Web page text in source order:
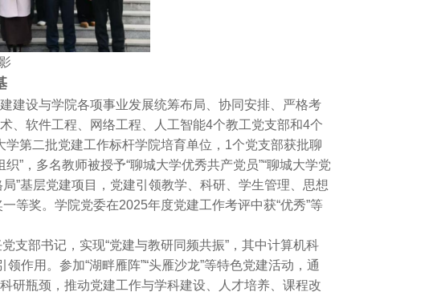
建设与学院各项事业发展统筹布局、协同安排、严格考
、软件工程、网络工程、人工智能4个教工党支部和4个
第二批党建工作标杆学院培育单位，1个党支部获批聊
”，多名教师被授予“聊城大学优秀共产党员”“聊城大学党
局”基层党建项目，党建引领教学、科研、学生管理、思想
等奖。学院党委在2025年度党建工作考评中获“优秀”等
支部书记，实现“党建与教研同频共振”，其中计算机科
作用。参加“湖畔雁阵”“头雁沙龙”等特色党建活动，通
研瓶颈，推动党建工作与学科建设、人才培养、课程改